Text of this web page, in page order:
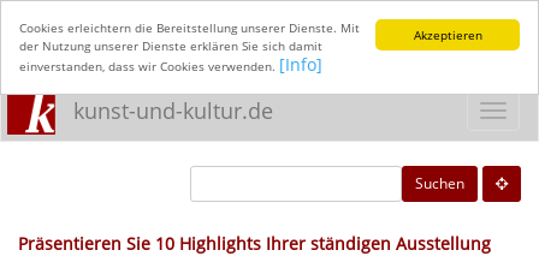
Akzeptieren
Cookies erleichtern die Bereitstellung unserer Dienste. Mit
der Nutzung unserer Dienste erklären Sie sich damit
einverstanden, dass wir Cookies verwenden. [Info]
kunst-und-kultur.de
Suchen
Präsentieren Sie 10 Highlights Ihrer ständigen Ausstellung